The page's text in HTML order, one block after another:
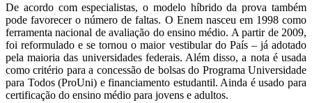
De acordo com especialistas, o modelo híbrido da prova também
pode favorecer o número de faltas. O Enem nasceu em 1998 como
ferramenta nacional de avaliação do ensino médio. A partir de 2009,
foi reformulado e se tornou o maior vestibular do País – já adotado
pela maioria das universidades federais. Além disso, a nota é usada
como critério para a concessão de bolsas do Programa Universidade
para Todos (ProUni) e financiamento estudantil. Ainda é usado para
certificação do ensino médio para jovens e adultos.